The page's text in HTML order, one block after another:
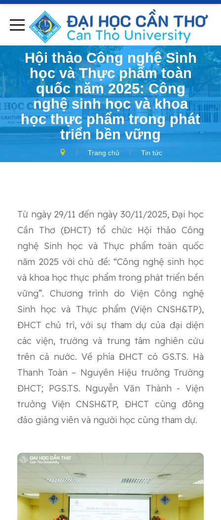
Hội thảo Công nghệ Sinh
học và Thực phẩm toàn
quốc năm 2025: Công
nghệ sinh học và khoa
học thực phẩm trong phát
triển bền vững
Trang chủ Tin tức
Từ ngày 29/11 đến ngày 30/11/2025, Đại học
Cần Thơ (ĐHCT) tổ chức Hội thảo Công
nghệ Sinh học và Thực phẩm toàn quốc
năm 2025 với chủ đề: “Công nghệ sinh học
và khoa học thực phẩm trong phát triển bền
vững”. Chương trình do Viện Công nghệ
Sinh học và Thực phẩm (Viện CNSH&TP),
ĐHCT chủ trì, với sự tham dự của đại diện
các viện, trường và trung tâm nghiên cứu
trên cả nước. Về phía ĐHCT có GS.TS. Hà
Thanh Toàn – Nguyên Hiệu trưởng Trường
ĐHCT; PGS.TS. Nguyễn Văn Thành - Viện
trưởng Viện CNSH&TP, ĐHCT cùng đông
đảo giảng viên và người học cùng tham dự.